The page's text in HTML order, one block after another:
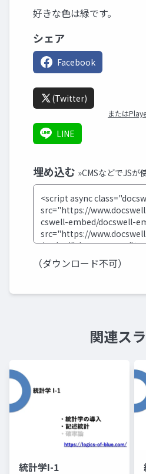
好きな色は緑です。
シェア
Facebook
(Twitter)
または
LINE
埋め込む »CMSなどでJSが
（ダウンロード不可）
関連ス
統計学I-1